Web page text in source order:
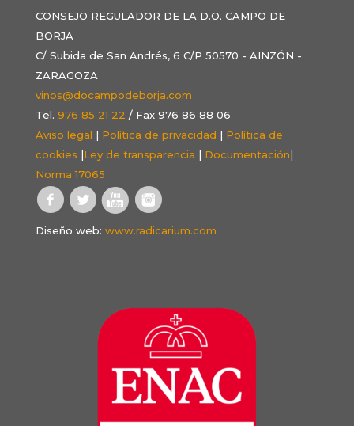
CONSEJO REGULADOR DE LA D.O. CAMPO DE
BORJA
C/ Subida de San Andrés, 6 C/P 50570 - AINZÓN -
ZARAGOZA
vinos@docampodeborja.com
Tel. 976 85 21 22 / Fax 976 86 88 06
Aviso legal | Política de privacidad | Política de
cookies |Ley de transparencia | Documentación|
Norma 17065
Diseño web: www.radicarium.com